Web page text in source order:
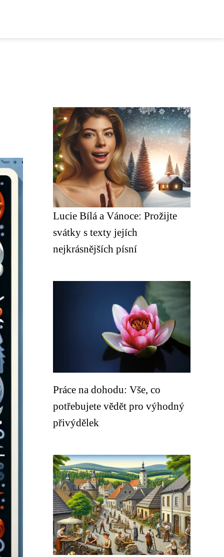
Lucie Bílá a Vánoce: Prožijte
svátky s texty jejích
nejkrásnějších písní
Práce na dohodu: Vše, co
potřebujete vědět pro výhodný
přivýdělek